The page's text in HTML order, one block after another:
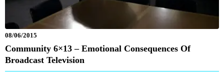
08/06/2015
Community 6×13 – Emotional Consequences Of
Broadcast Television